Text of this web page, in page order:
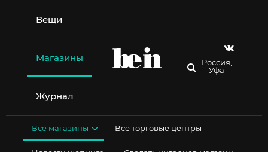
содержимому
Вещи
Магазины
Журнал
Россия,
Уфа
Все магазины Все торговые центры